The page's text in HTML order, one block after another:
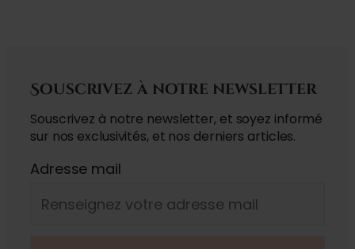
Souscrivez à notre newsletter
Souscrivez à notre newsletter, et soyez informé
sur nos exclusivités, et nos derniers articles.
Adresse mail